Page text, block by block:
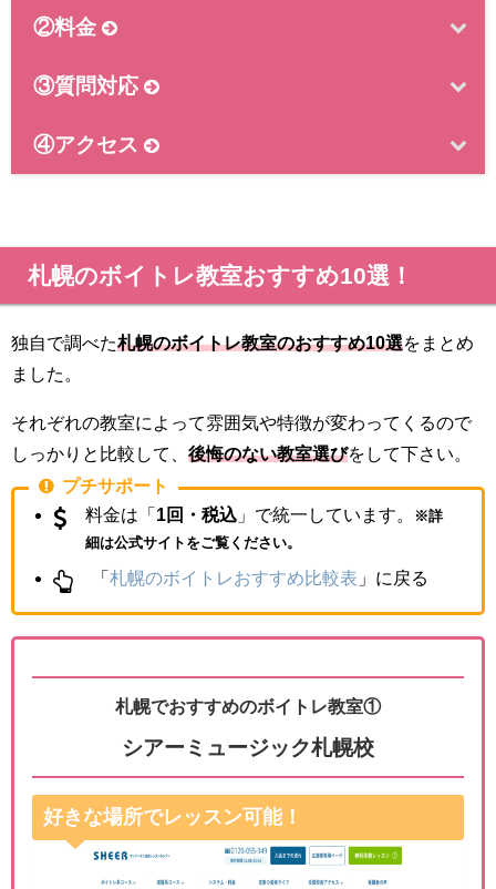
②料金
③質問対応
④アクセス
札幌のボイトレ教室おすすめ10選！
独自で調べた札幌のボイトレ教室のおすすめ10選をまとめ
ました。
それぞれの教室によって雰囲気や特徴が変わってくるので
しっかりと比較して、 後悔のない教室選びをして下さい。
プチサポート
料金は「1回・税込」で統一しています。
※詳
細は公式サイトをご覧ください。
「 札幌のボイトレおすすめ比較表 」に戻る
札幌でおすすめのボイトレ教室①
シアーミュージック札幌校
好きな場所でレッスン可能！